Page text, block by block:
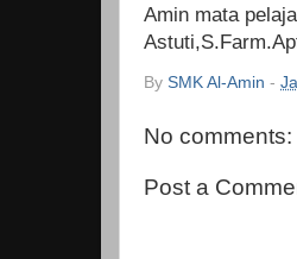
Amin mata
By SMK Al-Amin -
No comments:
Post a